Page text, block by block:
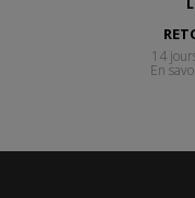
14
En